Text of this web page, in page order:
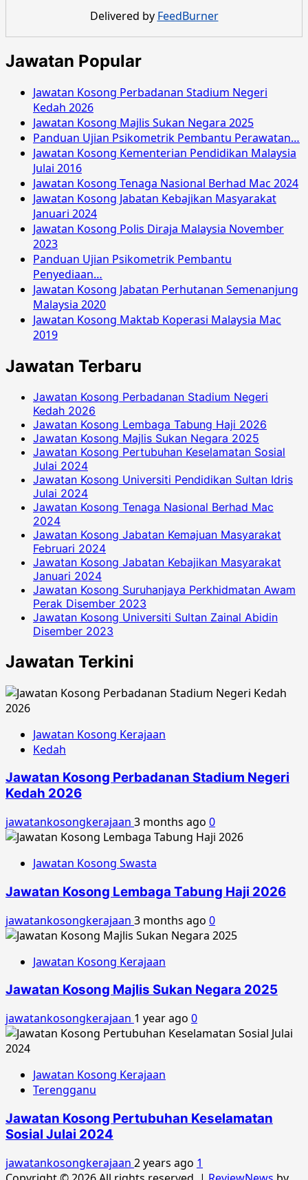
Subang
Jaya
Ogos
2016
Delivered by FeedBurner
Jawatan Popular
Jawatan Kosong Perbadanan Stadium Negeri
Kedah 2026
Jawatan Kosong Majlis Sukan Negara 2025
Panduan Ujian Psikometrik Pembantu Perawatan…
Jawatan Kosong Kementerian Pendidikan Malaysia
Julai 2016
Jawatan Kosong Tenaga Nasional Berhad Mac 2024
Jawatan Kosong Jabatan Kebajikan Masyarakat
Januari 2024
Jawatan Kosong Polis Diraja Malaysia November
2023
Panduan Ujian Psikometrik Pembantu
Penyediaan…
Jawatan Kosong Jabatan Perhutanan Semenanjung
Malaysia 2020
Jawatan Kosong Maktab Koperasi Malaysia Mac
2019
Jawatan Terbaru
Jawatan Kosong Perbadanan Stadium Negeri
Kedah 2026
Jawatan Kosong Lembaga Tabung Haji 2026
Jawatan Kosong Majlis Sukan Negara 2025
Jawatan Kosong Pertubuhan Keselamatan Sosial
Julai 2024
Jawatan Kosong Universiti Pendidikan Sultan Idris
Julai 2024
Jawatan Kosong Tenaga Nasional Berhad Mac
2024
Jawatan Kosong Jabatan Kemajuan Masyarakat
Februari 2024
Jawatan Kosong Jabatan Kebajikan Masyarakat
Januari 2024
Jawatan Kosong Suruhanjaya Perkhidmatan Awam
Perak Disember 2023
Jawatan Kosong Universiti Sultan Zainal Abidin
Disember 2023
Jawatan Terkini
Jawatan Kosong Kerajaan
Kedah
Jawatan Kosong Perbadanan Stadium Negeri
Kedah 2026
jawatankosongkerajaan 3 months ago 0
Jawatan Kosong Swasta
Jawatan Kosong Lembaga Tabung Haji 2026
jawatankosongkerajaan 3 months ago 0
Jawatan Kosong Kerajaan
Jawatan Kosong Majlis Sukan Negara 2025
jawatankosongkerajaan 1 year ago 0
Jawatan Kosong Kerajaan
Terengganu
Jawatan Kosong Pertubuhan Keselamatan
Sosial Julai 2024
jawatankosongkerajaan 2 years ago 1